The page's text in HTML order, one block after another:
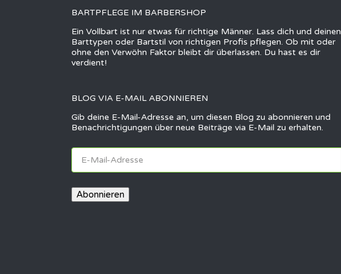
BARTPFLEGE IM BARBERSHOP
Ein Vollbart ist nur etwas für richtige Männer. Lass dich und deinen
Barttypen oder Bartstil von richtigen Profis pflegen. Ob mit oder
ohne den Verwöhn Faktor bleibt dir überlassen. Du hast es dir
verdient!
BLOG VIA E-MAIL ABONNIEREN
Gib deine E-Mail-Adresse an, um diesen Blog zu abonnieren und
Benachrichtigungen über neue Beiträge via E-Mail zu erhalten.
E-
Mail-
Adresse
Abonnieren